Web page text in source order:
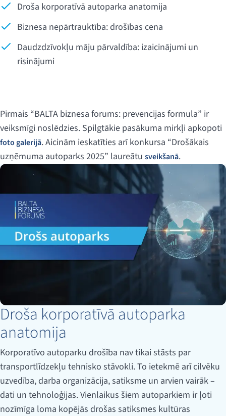
Droša korporatīvā autoparka anatomija
Biznesa nepārtrauktība: drošības cena
Daudzdzīvokļu māju pārvaldība: izaicinājumi un
risinājumi
Pirmais “BALTA biznesa forums: prevencijas formula” ir
veiksmīgi noslēdzies. Spilgtākie pasākuma mirkļi apkopoti
foto galerijā. Aicinām ieskatīties arī konkursa “Drošākais
uzņēmuma autoparks 2025” laureātu sveikšanā.
Droša korporatīvā autoparka
anatomija
Korporatīvo autoparku drošība nav tikai stāsts par
transportlīdzekļu tehnisko stāvokli. To ietekmē arī cilvēku
uzvedība, darba organizācija, satiksme un arvien vairāk –
dati un tehnoloģijas. Vienlaikus šiem autoparkiem ir ļoti
nozīmīga loma kopējās drošas satiksmes kultūras